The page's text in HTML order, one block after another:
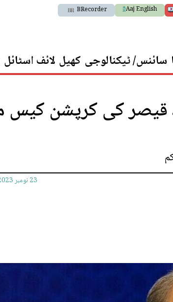
Aaj English
BRecorder
سائنس/ ٹیکنالوجی کھیل لائف اسٹائل
قیصر کی کرپشن کیس
23 نومبر 2023